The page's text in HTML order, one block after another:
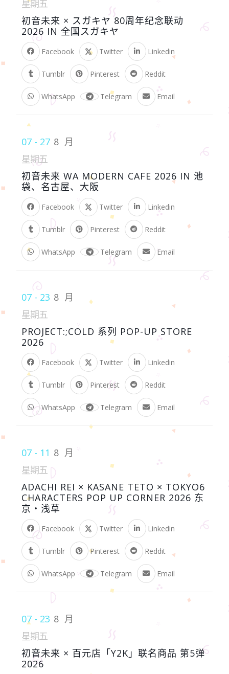
星期五
初音未来 × スガキヤ 80周年纪念联动
2026 IN 全国スガキヤ
Facebook Twitter Linkedin
Tumblr Pinterest Reddit
WhatsApp Telegram Email
07 - 27 8 月
星期五
初音未来 WA MODERN CAFE 2026 IN 池
袋、名古屋、大阪
Facebook Twitter Linkedin
Tumblr Pinterest Reddit
WhatsApp Telegram Email
07 - 23 8 月
星期五
PROJECT:;COLD 系列 POP-UP STORE
2026
Facebook Twitter Linkedin
Tumblr Pinterest Reddit
WhatsApp Telegram Email
07 - 11 8 月
星期五
ADACHI REI × KASANE TETO × TOKYO6
CHARACTERS POP UP CORNER 2026 东
京・浅草
Facebook Twitter Linkedin
Tumblr Pinterest Reddit
WhatsApp Telegram Email
07 - 23 8 月
星期五
初音未来 × 百元店「Y2K」联名商品 第5弹
2026